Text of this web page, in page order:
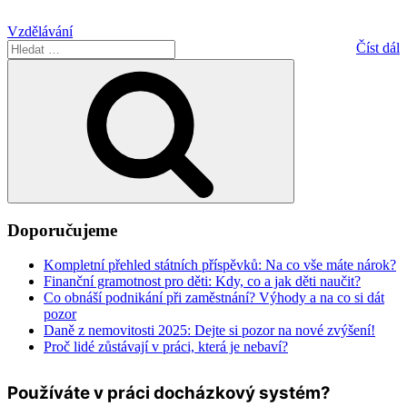
Vzdělávání
Číst dál
Hledat:
Doporučujeme
Kompletní přehled státních příspěvků: Na co vše máte nárok?
Finanční gramotnost pro děti: Kdy, co a jak děti naučit?
Co obnáší podnikání při zaměstnání? Výhody a na co si dát
pozor
Daně z nemovitosti 2025: Dejte si pozor na nové zvýšení!
Proč lidé zůstávají v práci, která je nebaví?
Používáte v práci docházkový systém?